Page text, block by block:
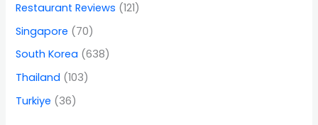
Restaurant Reviews (121)
Singapore (70)
South Korea (638)
Thailand (103)
Turkiye (36)